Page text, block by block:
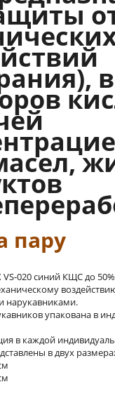
пару
020 синий КЩС до
нарукавниками.
упакована в
в каждой
в двух